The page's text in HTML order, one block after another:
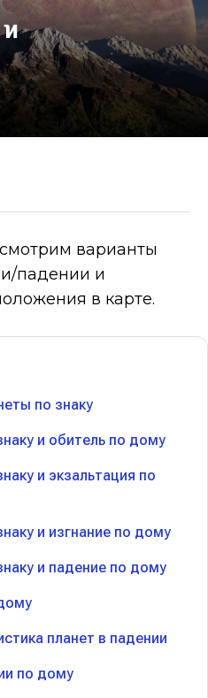
варианты
падении и
в карте.
по знаку
и обитель по дому
и экзальтация по
и изгнание по дому
и падение по дому
планет в падении
по дому